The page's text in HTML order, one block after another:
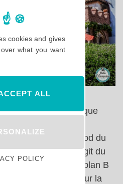
Frontierland, c’est que
à l’envers mais
le meilleur fast-food du
Manor. Il s’agit du
est un plan B
d’Adventureland pour la
cookies and gives
what you want
ALL
POLICY